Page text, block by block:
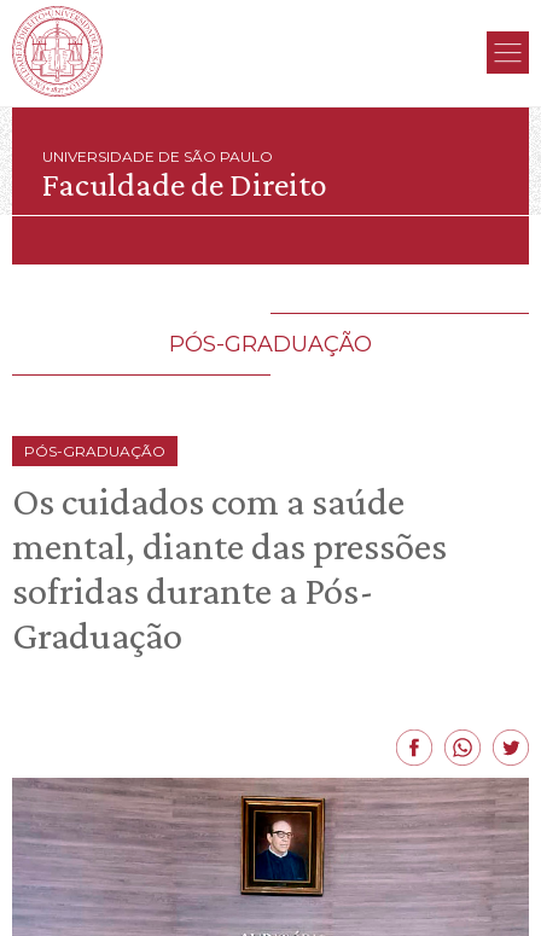
UNIVERSIDADE DE SÃO PAULO
Faculdade de Direito
PÓS-GRADUAÇÃO
PÓS-GRADUAÇÃO
Os cuidados com a saúde
mental, diante das pressões
sofridas durante a Pós-
Graduação